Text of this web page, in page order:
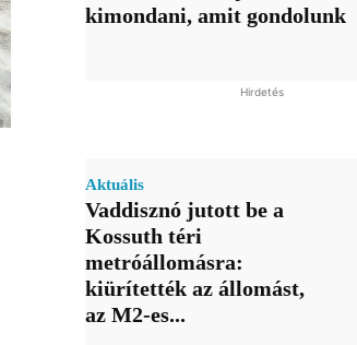
kimondani, amit gondolunk
Hirdetés
Aktuális
Vaddisznó jutott be a
Kossuth téri
metróállomásra:
kiürítették az állomást,
az M2-es...